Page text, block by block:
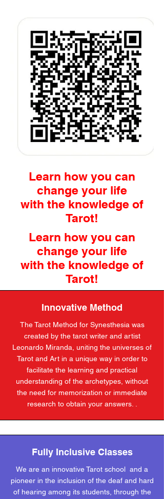
Learn how you can
change your life
with the knowledge of
Tarot!
Learn how you can
change your life
with the knowledge of
Tarot!
Innovative Method
The Tarot Method for Synesthesia was
created by the tarot writer and artist
Leonardo Miranda, uniting the universes of
Tarot and Art in a unique way in order to
facilitate the learning and practical
understanding of the archetypes, without
the need for memorization or immediate
research to obtain your answers. .
Fully Inclusive Classes
We are an innovative Tarot school and a
pioneer in the inclusion of the deaf and hard
of hearing among its students, through the